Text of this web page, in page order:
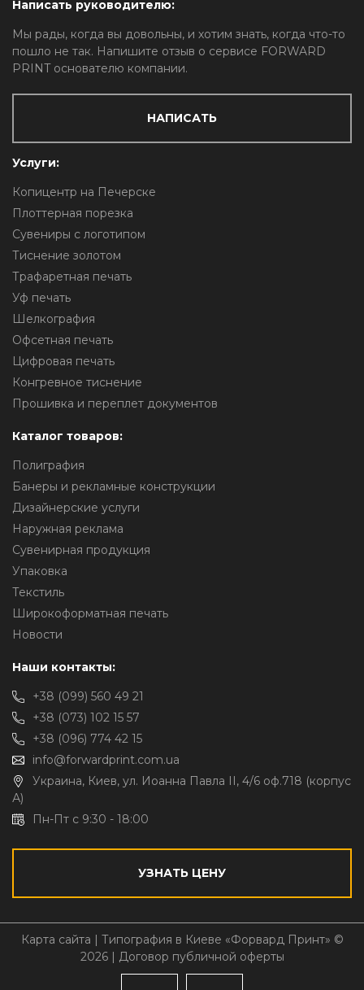
Написать руководителю:
Мы рады, когда вы довольны, и хотим знать, когда что-то
пошло не так. Напишите отзыв о сервисе FORWARD
PRINT основателю компании.
НАПИСАТЬ
Услуги:
Копицентр на Печерске
Плоттерная порезка
Сувениры с логотипом
Тиснение золотом
Трафаретная печать
Уф печать
Шелкография
Офсетная печать
Цифровая печать
Конгревное тиснение
Прошивка и переплет документов
Каталог товаров:
Полиграфия
Банеры и рекламные конструкции
Дизайнерские услуги
Наружная реклама
Сувенирная продукция
Упаковка
Текстиль
Широкоформатная печать
Новости
Наши контакты:
+38 (099) 560 49 21
+38 (073) 102 15 57
+38 (096) 774 42 15
info@forwardprint.com.ua
Украина, Киев, ул. Иоанна Павла II, 4/6 оф.718 (корпус
А)
Пн-Пт с 9:30 - 18:00
УЗНАТЬ ЦЕНУ
Карта сайта | Типография в Киеве «Форвард Принт» ©
2026 | Договор публичной оферты